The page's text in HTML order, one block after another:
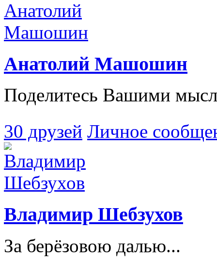
Анатолий Машошин
Поделитесь Вашими
30 друзей Личное
Владимир Шебзухов
За берёзовою далью...